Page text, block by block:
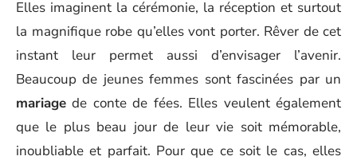
Elles imaginent la cérémonie, la réception et surtout
la magnifique robe qu’elles vont porter. Rêver de cet
instant leur permet aussi d’envisager l’avenir.
Beaucoup de jeunes femmes sont fascinées par un
mariage de conte de fées. Elles veulent également
que le plus beau jour de leur vie soit mémorable,
inoubliable et parfait. Pour que ce soit le cas, elles